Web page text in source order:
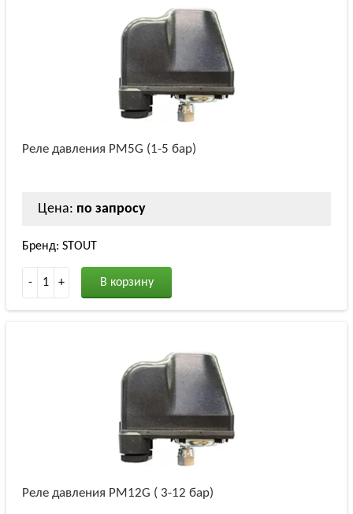
Реле давления PM5G (1-5 бар)
Цена: по запросу
Бренд: STOUT
- 1 + В корзину
Реле давления PM12G ( 3-12 бар)